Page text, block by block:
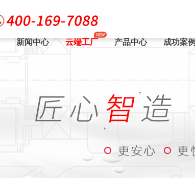
新闻中心 云端工厂 产品中心 成功案例